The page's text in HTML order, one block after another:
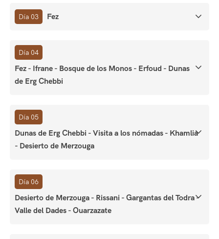
Día 03 Fez
Día 04
Fez - Ifrane - Bosque de los Monos - Erfoud - Dunas
de Erg Chebbi
Día 05
Dunas de Erg Chebbi - Visita a los nómadas - Khamlia
- Desierto de Merzouga
Día 06
Desierto de Merzouga - Rissani - Gargantas del Todra -
Valle del Dades - Ouarzazate